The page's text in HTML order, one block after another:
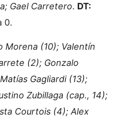
Gael Carretero. DT:
0.
Morena (10); Valentín
(2); Gonzalo
Gagliardi (13);
Zubillaga (cap., 14);
Courtois (4); Alex